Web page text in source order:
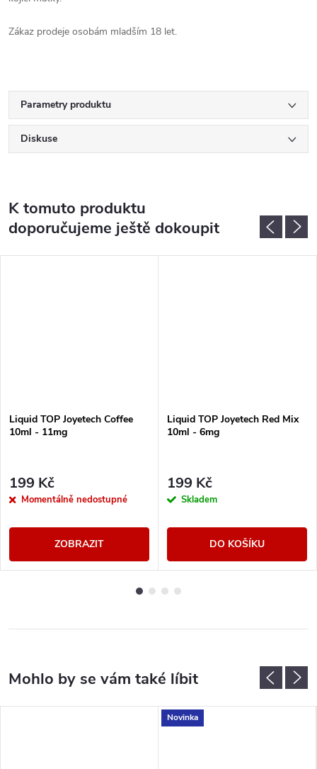
Zákaz prodeje osobám mladším 18 let.
Parametry produktu
Diskuse
K tomuto produktu
doporučujeme ještě dokoupit
Liquid TOP Joyetech Coffee
10ml - 11mg
199 Kč
Momentálně nedostupné
ZOBRAZIT
Liquid TOP Joyetech Red Mix
10ml - 6mg
199 Kč
Skladem
DO KOŠÍKU
Novinka